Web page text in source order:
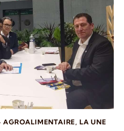
AGROALIMENTAIRE, LA UNE